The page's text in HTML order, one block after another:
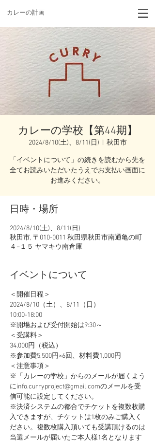
カレーの計画
カレーの学校【第44期】
2024/8/10(土)、8/11(日) 秋田市
「イベントについて」の続きを読むから先を
全てお読みいただいたうえでお支払い画面に
お進みください。
日時・場所
2024/8/10(土)、8/11(日)
秋田市, 〒010-0011 秋田県秋田市南通亀の町
４−１５ ヤマキウ南倉庫
イベントについて
＜開催日程＞
2024/8/10（土）、8/11（日）
10:00-18:00
※開場および受付開始は9:30～
＜受講料＞
34,000円（税込）
※参加費5,500円×6回、材料費1,000円
＜注意事項＞
​※「カレーの学校」からのメールが届くよう
にinfo.curryproject@gmail.comのメールを受
信可能に設定してください。
※決済システムの都合でチケットを複数枚購
入できますが、チケットは1枚のみご購入く
ださい。複数枚購入頂いても受講頂けるのは
当選メールが届いたご本人様1名となります